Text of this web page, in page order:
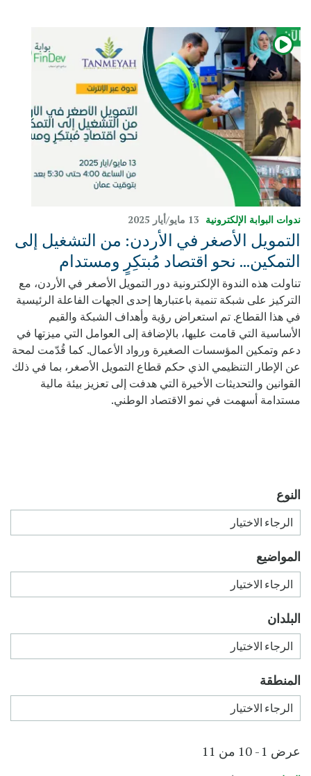
ندوات البوابة الإلكترونية 13 مايو/‏أيار 2025
التمويل الأصغر في الأردن: من التشغيل إلى
التمكين... نحو اقتصاد مُبتكِرٍ ومستدام
تناولت هذه الندوة الإلكترونية دور التمويل الأصغر في الأردن، مع
التركيز على شبكة تنمية باعتبارها إحدى الجهات الفاعلة الرئيسية
في هذا القطاع. تم استعراض رؤية وأهداف الشبكة والقيم
الأساسية التي قامت عليها، بالإضافة إلى العوامل التي ميزتها في
دعم وتمكين المؤسسات الصغيرة ورواد الأعمال. كما قُدّمت لمحة
عن الإطار التنظيمي الذي حكم قطاع التمويل الأصغر، بما في ذلك
القوانين والتحديثات الأخيرة التي هدفت إلى تعزيز بيئة مالية
مستدامة أسهمت في نمو الاقتصاد الوطني.
عرض 1 - 10 من 11
النوع
المواضيع
البلدان
المنطقة